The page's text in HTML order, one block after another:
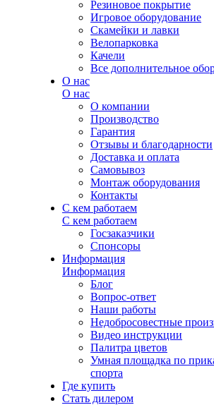
Резиновое покрытие
Игровое оборудование
Скамейки и лавки
Велопарковка
Качели
Все дополнительное
О нас
О нас
О компании
Производство
Гарантия
Отзывы и благодарности
Доставка и оплата
Самовывоз
Монтаж оборудования
Контакты
С кем работаем
С кем работаем
Госзаказчики
Спонсоры
Информация
Информация
Блог
Вопрос-ответ
Наши работы
Недобросовестные
Видео инструкции
Палитра цветов
Умная площадка по
спорта
Где купить
Стать дилером